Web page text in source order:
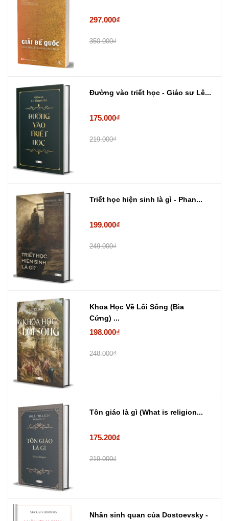
297.000₫
350.000₫
Đường vào triết học - Giáo sư Lê...
175.000₫
219.000₫
Triết học hiện sinh là gì - Phan...
199.000₫
249.000₫
Khoa Học Về Lối Sống (Bìa
Cứng) ...
198.000₫
248.000₫
Tôn giáo là gì (What is religion...
175.200₫
219.000₫
Nhân sinh quan của Dostoevsky -